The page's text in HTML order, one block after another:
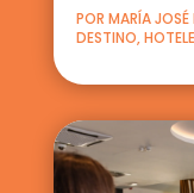
POR MARÍA JOSÉ
DESTINO,